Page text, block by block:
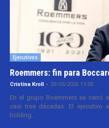
Ejecutivos
Roemmers: fin para
Cristina Kroll - 20/05/2026 13:00
En el grupo Roemmers se cerró
casi tres décadas. El ejecutivo
holding...